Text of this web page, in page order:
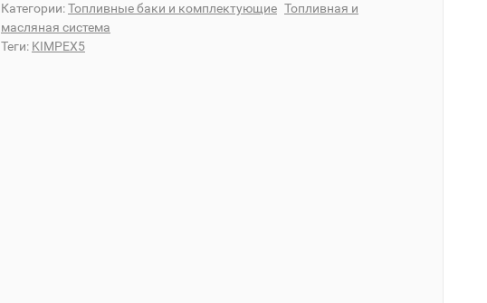
Категории:Топливные баки и комплектующие Топливная и
масляная система
Теги: KIMPEX5